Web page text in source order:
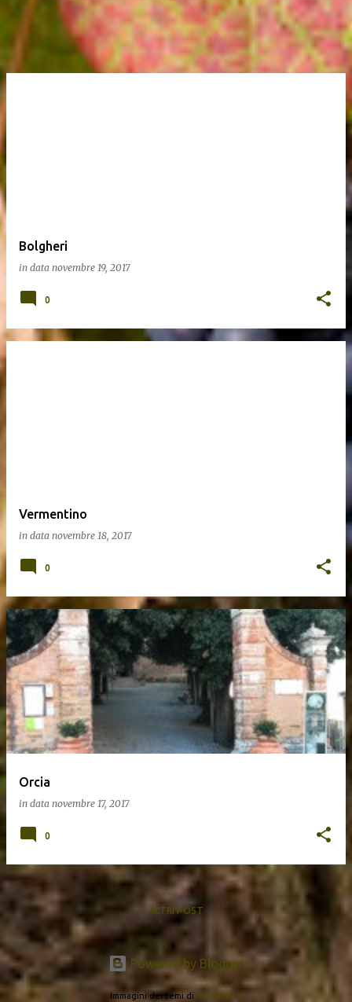
Bolgheri
in data novembre 19, 2017
0
Vermentino
in data novembre 18, 2017
0
Orcia
in data novembre 17, 2017
0
ALTRI POST
Powered by Blogger
Immagini dei temi di funstickers